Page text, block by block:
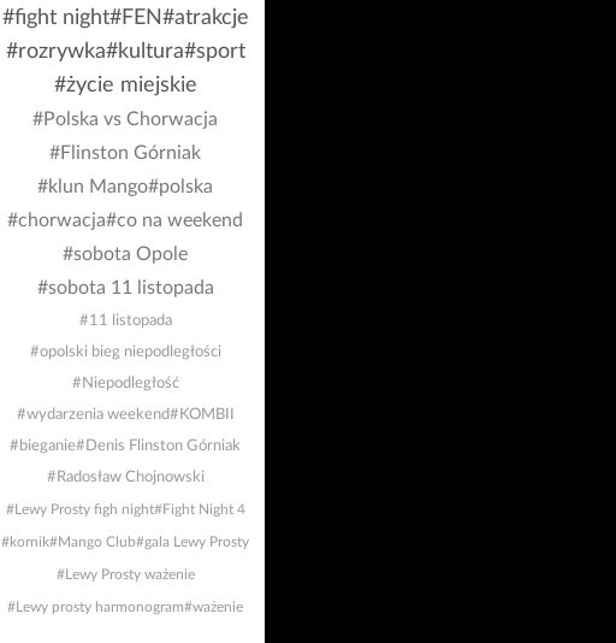
#fight night#FEN#atrakcje
#rozrywka#kultura#sport
#życie miejskie
#Polska vs Chorwacja
#Flinston Górniak
#klun Mango#polska
#chorwacja#co na weekend
#sobota Opole
#sobota 11 listopada
#11 listopada
#opolski bieg niepodległości
#Niepodległość
#wydarzenia weekend#KOMBII
#bieganie#Denis Flinston Górniak
#Radosław Chojnowski
#Lewy Prosty figh night#Fight Night 4
#kornik#Mango Club#gala Lewy Prosty
#Lewy Prosty ważenie
#Lewy prosty harmonogram#ważenie